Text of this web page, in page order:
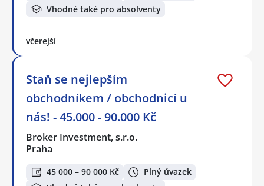
Vhodné také pro absolventy
včerejší
Staň se nejlepším
obchodníkem / obchodnicí u
nás! - 45.000 - 90.000 Kč
Broker Investment, s.r.o.
Praha
45 000 – 90 000 Kč
Plný úvazek